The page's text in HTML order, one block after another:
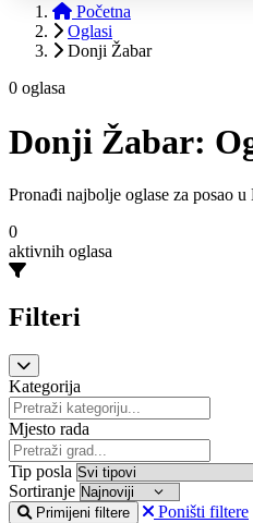
Početna
Oglasi
Donji Žabar
0 oglasa
Donji Žabar:
Pronađi najbolje oglase za posao
0
aktivnih oglasa
Filteri
Kategorija
Mjesto rada
Tip posla
Sortiranje
Primijeni filtere
Poništi filtere